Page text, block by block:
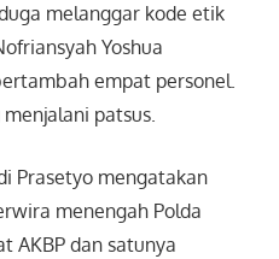
melanggar kode etik
Yoshua
empat personel.
patsus.
Prasetyo mengatakan
menengah Polda
AKBP dan satunya